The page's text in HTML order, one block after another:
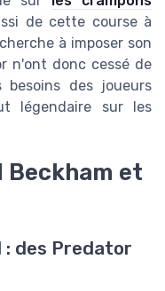
de cette course à
à imposer son
n'ont donc cessé de
besoins des joueurs
légendaire sur les
Beckham et
: des Predator